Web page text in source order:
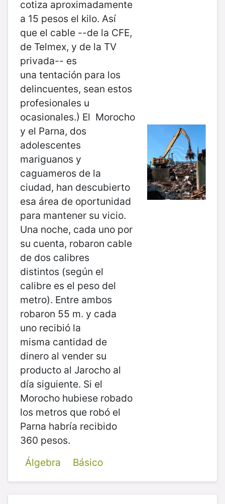
cotiza aproximadamente
a 15 pesos el kilo. Así
que el cable --de la CFE,
de Telmex, y de la TV
privada-- es
una tentación para los
delincuentes, sean estos
profesionales u
ocasionales.) El Morocho
y el Parna, dos
adolescentes
mariguanos y
caguameros de la
ciudad, han descubierto
esa área de oportunidad
para mantener su vicio.
Una noche, cada uno por
su cuenta, robaron cable
de dos calibres
distintos (según el
calibre es el peso del
metro). Entre ambos
robaron 55 m. y cada
uno recibió la
misma cantidad de
dinero al vender su
producto al Jarocho al
día siguiente. Si el
Morocho hubiese robado
los metros que robó el
Parna habría recibido
360 pesos.
Álgebra
Básico